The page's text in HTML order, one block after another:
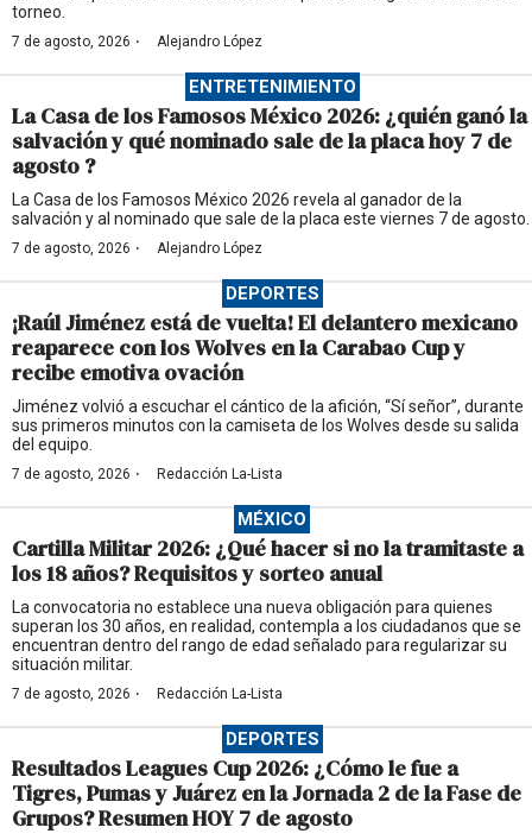
torneo.
7 de agosto, 2026 · Alejandro López
ENTRETENIMIENTO
La Casa de los Famosos México 2026: ¿quién ganó la
salvación y qué nominado sale de la placa hoy 7 de
agosto ?
La Casa de los Famosos México 2026 revela al ganador de la
salvación y al nominado que sale de la placa este viernes 7 de agosto.
7 de agosto, 2026 · Alejandro López
DEPORTES
¡Raúl Jiménez está de vuelta! El delantero mexicano
reaparece con los Wolves en la Carabao Cup y
recibe emotiva ovación
Jiménez volvió a escuchar el cántico de la afición, “Sí señor”, durante
sus primeros minutos con la camiseta de los Wolves desde su salida
del equipo.
7 de agosto, 2026 · Redacción La-Lista
MÉXICO
Cartilla Militar 2026: ¿Qué hacer si no la tramitaste a
los 18 años? Requisitos y sorteo anual
La convocatoria no establece una nueva obligación para quienes
superan los 30 años, en realidad, contempla a los ciudadanos que se
encuentran dentro del rango de edad señalado para regularizar su
situación militar.
7 de agosto, 2026 · Redacción La-Lista
DEPORTES
Resultados Leagues Cup 2026: ¿Cómo le fue a
Tigres, Pumas y Juárez en la Jornada 2 de la Fase de
Grupos? Resumen HOY 7 de agosto